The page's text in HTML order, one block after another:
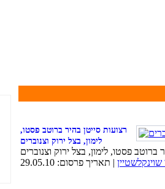
רצועות סייטן בהיר ברוטב פסטו,
לימון, בצל ירוק וצנוברים
שוינקלשטיין | תאריך פרסום: 29.05.10